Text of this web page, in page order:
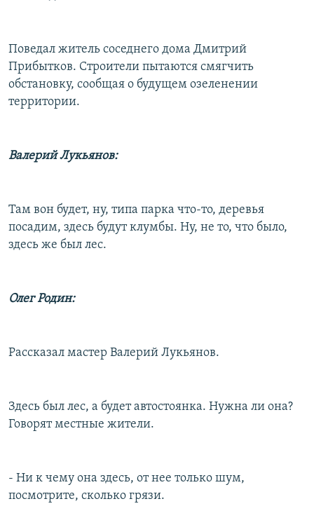
Поведал житель соседнего дома Дмитрий
Прибытков. Строители пытаются смягчить
обстановку, сообщая о будущем озеленении
территории.
Валерий Лукьянов:
Там вон будет, ну, типа парка что-то, деревья
посадим, здесь будут клумбы. Ну, не то, что было,
здесь же был лес.
Олег Родин:
Рассказал мастер Валерий Лукьянов.
Здесь был лес, а будет автостоянка. Нужна ли она?
Говорят местные жители.
- Ни к чему она здесь, от нее только шум,
посмотрите, сколько грязи.